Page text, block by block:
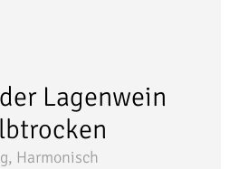
Lagenwein
Harmonisch